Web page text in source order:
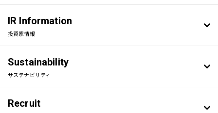
IR Information
投資家情報
Sustainability
サステナビリティ
Recruit